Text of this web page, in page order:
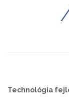
Technológia